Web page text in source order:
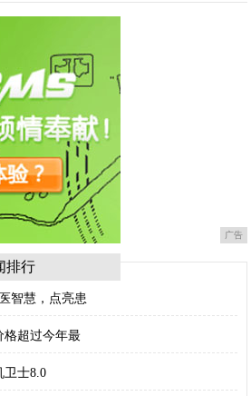
广告
排行
智慧，点亮患
格超过今年最
卫士8.0